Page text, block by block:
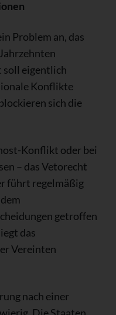
Problem an, das
soll eigentlich
Konflikte
sich die
Konflikt oder bei
– das Vetorecht
führt regelmäßig
getroffen
das
Vereinten
nach einer